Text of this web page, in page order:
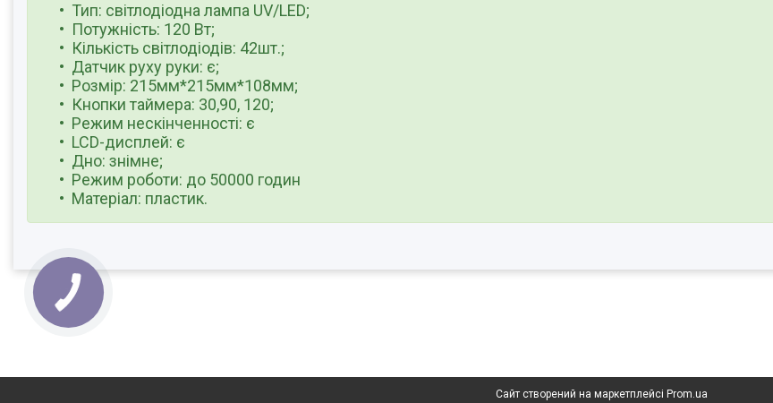
Тип: світлодіодна лампа UV/LED;
Потужність: 120 Вт;
Кількість світлодіодів: 42шт.;
Датчик руху руки: є;
Розмір: 215мм*215мм*108мм;
Кнопки таймера: 30,90, 120;
Режим нескінченності: є
LCD-дисплей: є
Дно: знімне;
Режим роботи: до 50000 годин
Матеріал: пластик.
Сайт створений на маркетплейсі Prom.ua